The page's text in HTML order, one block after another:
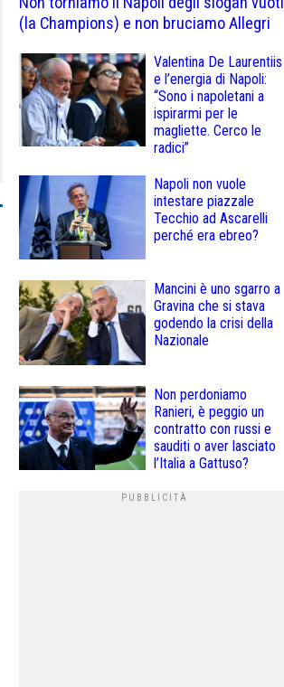
(la Champions) e non bruciamo Allegri
Valentina De Laurentiis
e l’energia di Napoli:
“Sono i napoletani a
ispirarmi per le
magliette. Cerco le
radici”
Napoli non vuole
intestare piazzale
Tecchio ad Ascarelli
perché era ebreo?
Mancini è uno sgarro a
Gravina che si stava
godendo la crisi della
Nazionale
Non perdoniamo
Ranieri, è peggio un
contratto con russi e
sauditi o aver lasciato
l’Italia a Gattuso?